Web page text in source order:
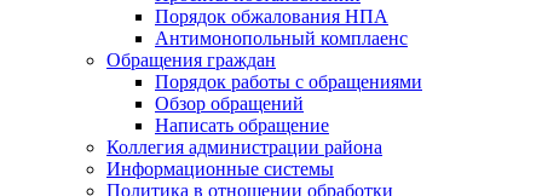
Порядок обжалования НПА
Антимонопольный комплаенс
Обращения граждан
Порядок работы с обращениями
Обзор обращений
Написать обращение
Коллегия администрации района
Информационные системы
Политика в отношении обработки